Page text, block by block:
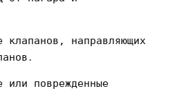
клапанов, направляющих
или поврежденные